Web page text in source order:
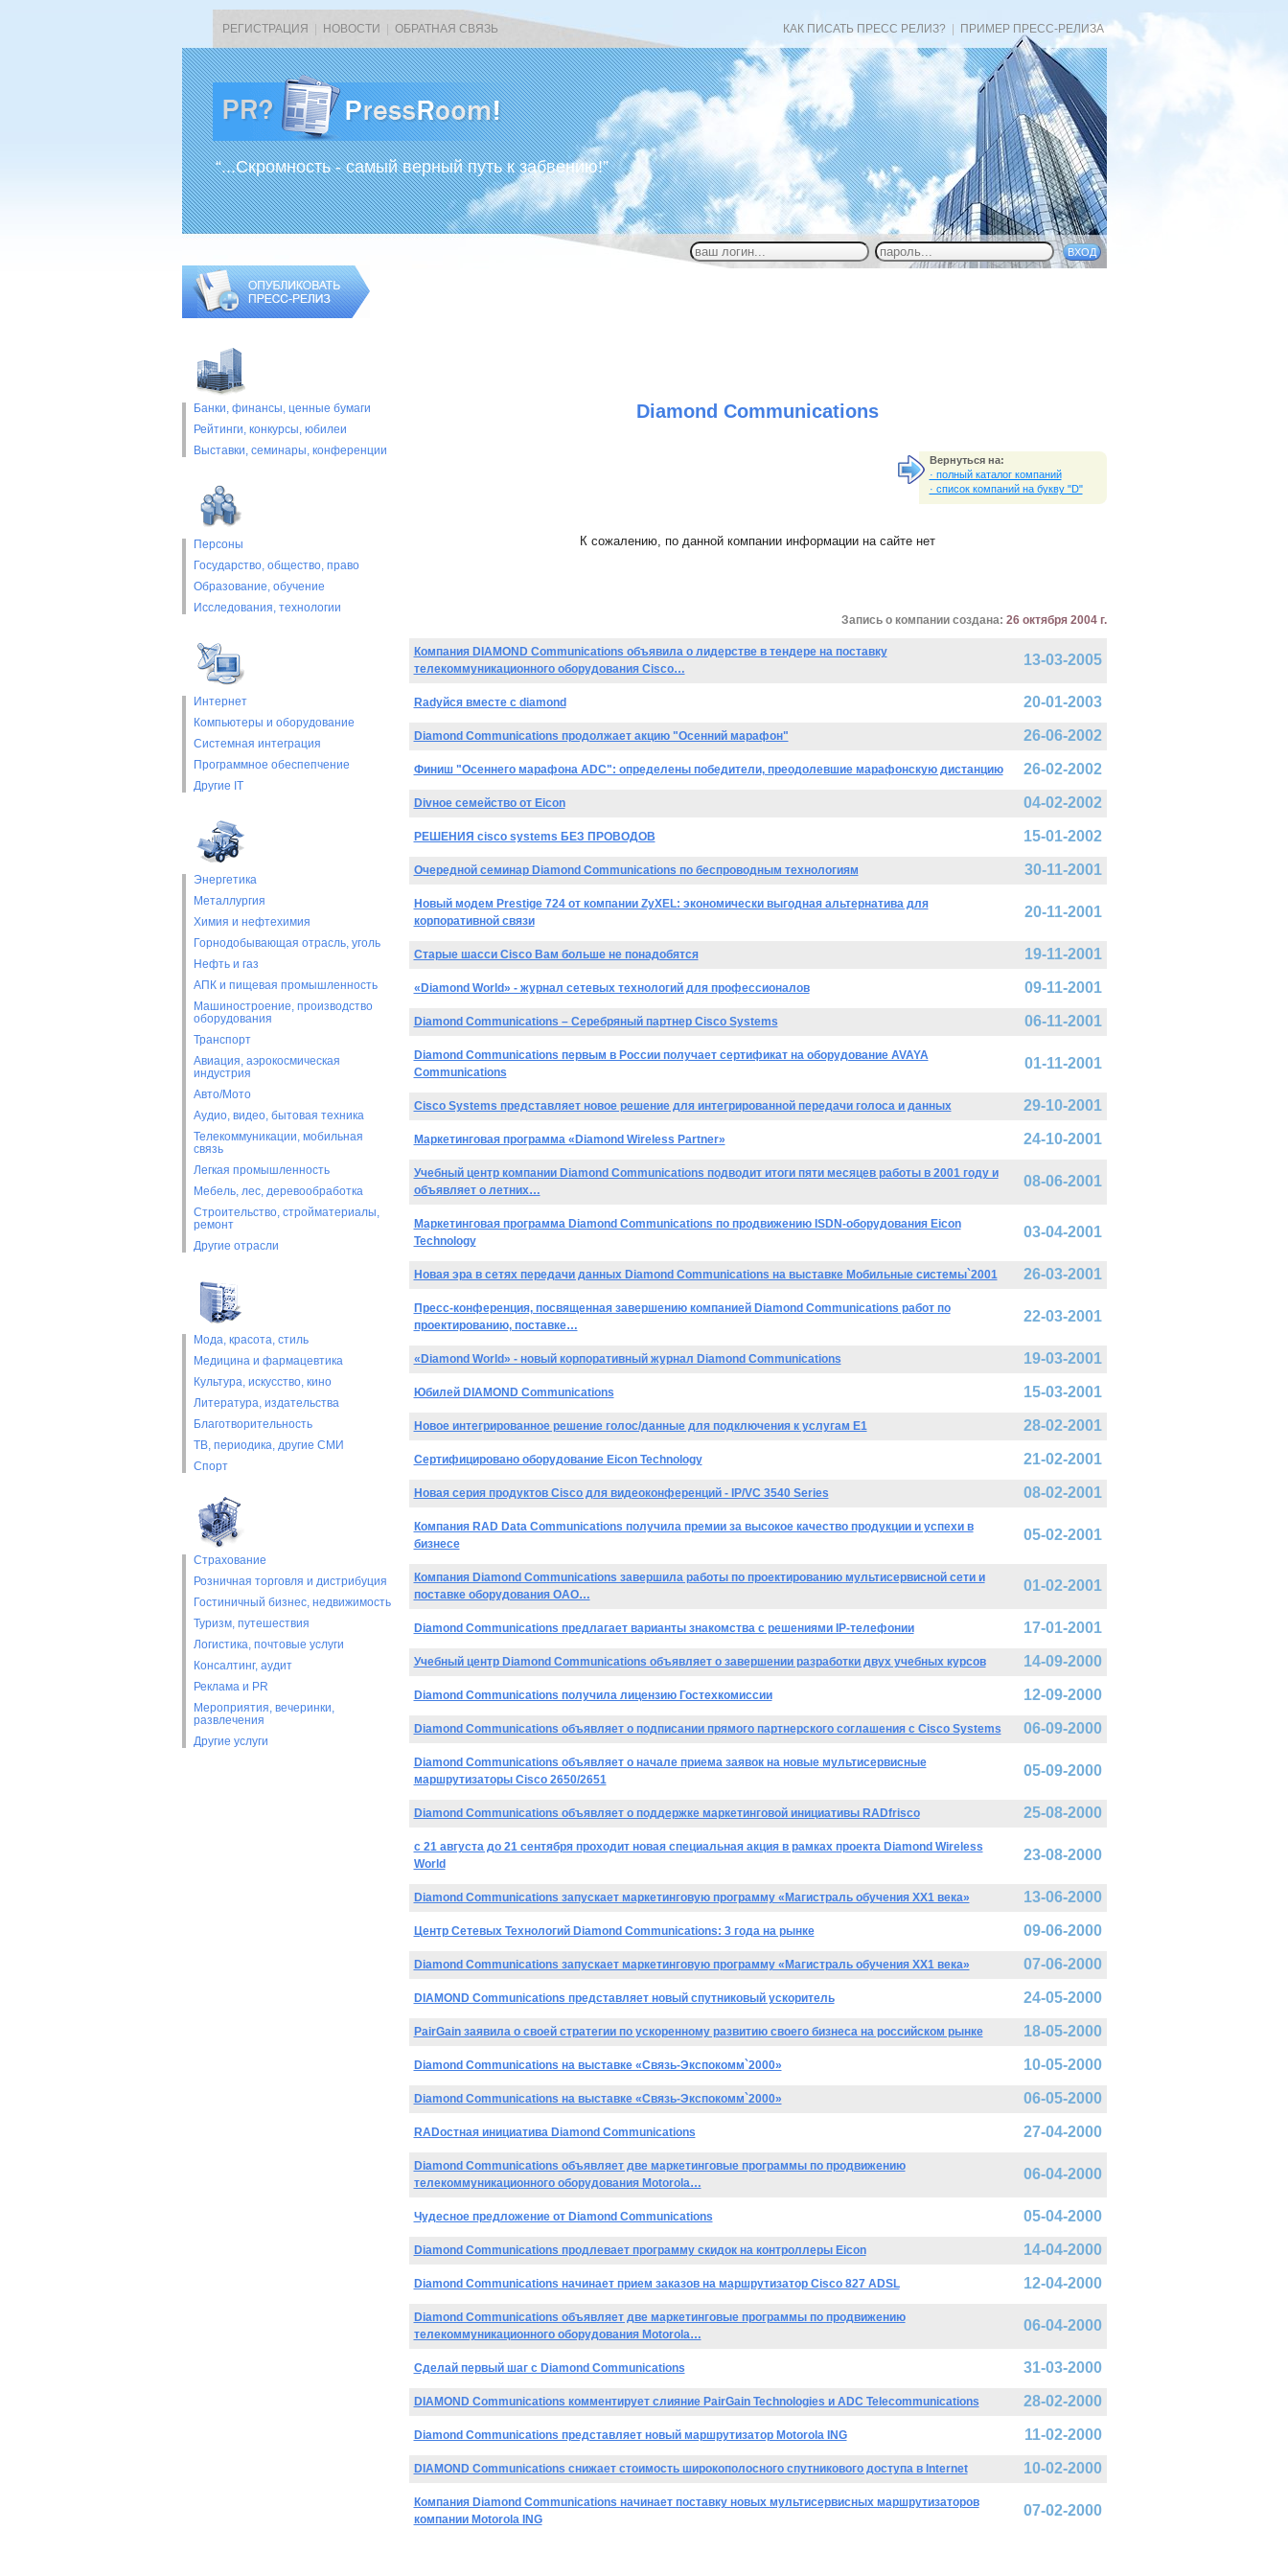
РЕГИСТРАЦИЯ НОВОСТИ ОБРАТНАЯ СВЯЗЬ КАК ПИСАТЬ ПРЕСС РЕЛИЗ? ПРИМЕР ПРЕСС-РЕЛИЗА
“...Скромность - самый верный путь к забвению!”
Банки, финансы, ценные бумаги
Рейтинги, конкурсы, юбилеи
Выставки, cеминары, конференции
Персоны
Государство, общество, право
Образование, обучение
Исследования, технологии
Интернет
Компьютеры и оборудование
Системная интеграция
Программное обеспепчение
Другие IT
Энергетика
Металлургия
Химия и нефтехимия
Горнодобывающая отрасль, уголь
Нефть и газ
АПК и пищевая промышленность
Машиностроение, производство
оборудования
Транспорт
Авиация, аэрокосмическая
индустрия
Авто/Мото
Аудио, видео, бытовая техника
Телекоммуникации, мобильная
связь
Легкая промышленность
Мебель, лес, деревообработка
Строительство, стройматериалы,
ремонт
Другие отрасли
Мода, красота, стиль
Медицина и фармацевтика
Культура, искусство, кино
Литература, издательства
Благотворительность
ТВ, периодика, другие СМИ
Спорт
Страхование
Розничная торговля и дистрибуция
Гостиничный бизнес, недвижимость
Туризм, путешествия
Логистика, почтовые услуги
Консалтинг, аудит
Реклама и PR
Мероприятия, вечеринки,
развлечения
Другие услуги
Diamond Communications
Вернуться на:
· полный каталог компаний
· список компаний на букву "D"
К сожалению, по данной компании информации на сайте нет
Запись о компании создана: 26 октября 2004 г.
Компания DIAMOND Communications объявила о лидерстве в тендере на поставку
телекоммуникационного оборудования Cisco…
13-03-2005
Radуйся вместе с diamond 20-01-2003
Diamond Communications продолжает акцию "Осенний марафон" 26-06-2002
Финиш "Осеннего марафона ADC": определены победители, преодолевшие марафонскую дистанцию 26-02-2002
Divное семейство от Eicon 04-02-2002
РЕШЕНИЯ cisco systems БЕЗ ПРОВОДОВ 15-01-2002
Очередной семинар Diamond Communications по беспроводным технологиям 30-11-2001
Новый модем Prestige 724 от компании ZyXEL: экономически выгодная альтернатива для
корпоративной связи
20-11-2001
Старые шасси Cisco Вам больше не понадобятся 19-11-2001
«Diamond World» - журнал сетевых технологий для профессионалов 09-11-2001
Diamond Communications – Серебряный партнер Cisco Systems 06-11-2001
Diamond Communications первым в России получает сертификат на оборудование AVAYA
Communications
01-11-2001
Cisco Systems представляет новое решение для интегрированной передачи голоса и данных 29-10-2001
Маркетинговая программа «Diamond Wireless Partner» 24-10-2001
Учебный центр компании Diamond Communications подводит итоги пяти месяцев работы в 2001 году и
объявляет о летних…
08-06-2001
Маркетинговая программа Diamond Communications по продвижению ISDN-оборудования Eicon
Technology
03-04-2001
Новая эра в сетях передачи данных Diamond Communications на выставке Мобильные системы`2001 26-03-2001
Пресс-конференция, посвященная завершению компанией Diamond Сommunications работ по
проектированию, поставке…
22-03-2001
«Diamond World» - новый корпоративный журнал Diamond Communications 19-03-2001
Юбилей DIAMOND Communications 15-03-2001
Новое интегрированное решение голос/данные для подключения к услугам Е1 28-02-2001
Сертифицировано оборудование Eicon Technology 21-02-2001
Новая серия продуктов Cisco для видеоконференций - IP/VC 3540 Series 08-02-2001
Компания RAD Data Communications получила премии за высокое качество продукции и успехи в
бизнесе
05-02-2001
Компания Diamond Communications завершила работы по проектированию мультисервисной сети и
поставке оборудования ОАО…
01-02-2001
Diamond Communications предлагает варианты знакомства с решениями IP-телефонии 17-01-2001
Учебный центр Diamond Communications объявляет о завершении разработки двух учебных курсов 14-09-2000
Diamond Communications получила лицензию Гостехкомиссии 12-09-2000
Diamond Communications объявляет о подписании прямого партнерского cоглашения с Cisco Systems 06-09-2000
Diamond Communications объявляет о начале приема заявок на новые мультисервисные
маршрутизаторы Cisco 2650/2651
05-09-2000
Diamond Communications объявляет о поддержке маркетинговой инициативы RADfrisco 25-08-2000
с 21 августа до 21 сентября проходит новая специальная акция в рамках проекта Diamond Wireless
World
23-08-2000
Diamond Communications запускает маркетинговую программу «Магистраль обучения XX1 века» 13-06-2000
Центр Сетевых Технологий Diamond Communications: 3 года на рынке 09-06-2000
Diamond Communications запускает маркетинговую программу «Магистраль обучения XX1 века» 07-06-2000
DIAMOND Communications представляет новый спутниковый ускоритель 24-05-2000
PairGain заявила о своей стратегии по ускоренному развитию своего бизнеса на российском рынке 18-05-2000
Diamond Communications на выставке «Связь-Экспокомм`2000» 10-05-2000
Diamond Communications на выставке «Связь-Экспокомм`2000» 06-05-2000
RADостная инициатива Diamond Communications 27-04-2000
Diamond Communications объявляет две маркетинговые программы по продвижению
телекоммуникационного оборудования Motorola…
06-04-2000
Чудесное предложение от Diamond Communications 05-04-2000
Diamond Communications продлевает программу скидок на контроллеры Eicon 14-04-2000
Diamond Communications начинает прием заказов на маршрутизатор Cisco 827 ADSL 12-04-2000
Diamond Communications объявляет две маркетинговые программы по продвижению
телекоммуникационного оборудования Motorola…
06-04-2000
Сделай первый шаг с Diamond Communications 31-03-2000
DIAMOND Communications комментирует слияние PairGain Technologies и ADC Telecommunications 28-02-2000
Diamond Communications представляет новый маршрутизатор Motorola ING 11-02-2000
DIAMOND Communications снижает стоимость широкополосного спутникового доступа в Internet 10-02-2000
Компания Diamond Communications начинает поставку новых мультисервисных маршрутизаторов
компании Motorola ING
07-02-2000